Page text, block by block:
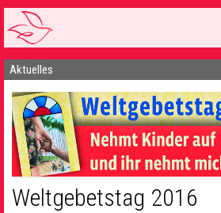
Startseite
1 Pfarrei
16 Gemeinden & mehr
Gottesdienste & Sinnsuche
Sakramente & Feste
Aktuelles
Weltgebetstag 2016